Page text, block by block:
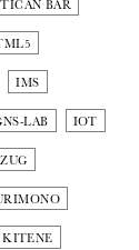
BAR
IMS
LAB IOT
KITENE